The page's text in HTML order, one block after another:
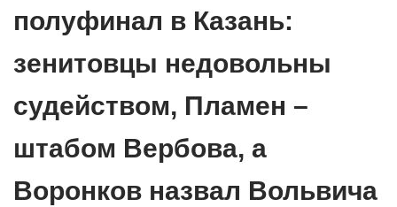
полуфинал в Казань:
зенитовцы недовольны
судейством, Пламен –
штабом Вербова, а
Воронков назвал Вольвича